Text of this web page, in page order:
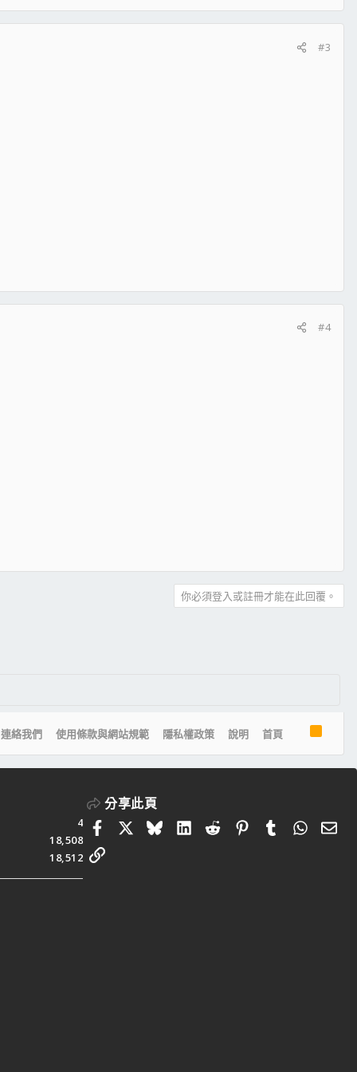
#3
#4
你必須登入或註冊才能在此回覆。
連絡我們 使用條款與網站規範 隱私權政策 說明 首頁
R
S
4
18,508
18,512
分享此頁
FacebookBlueskyLinkedIn
RedditPinterestTumblr 電
連結